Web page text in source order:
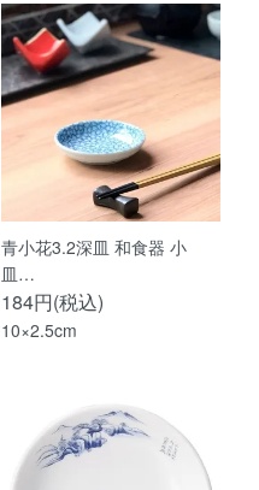
青小花3.2深皿 和食器 小
皿…
184円(税込)
10×2.5cm